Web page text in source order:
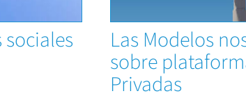
sociales Las Modelos
sobre
Privadas